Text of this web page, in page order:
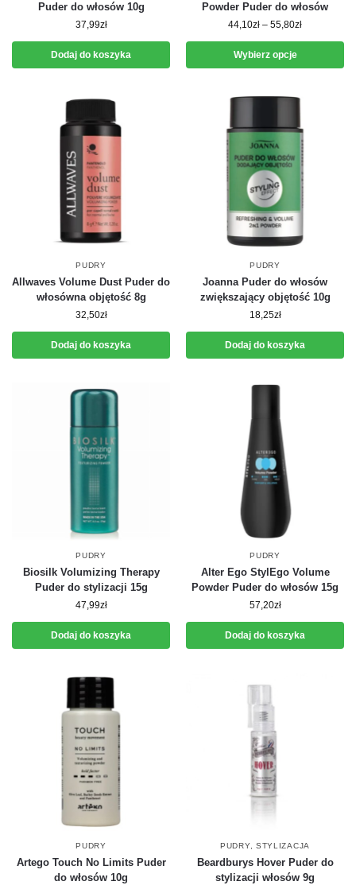
Puder do włosów 10g
37,99zł
Dodaj do koszyka
Powder Puder do włosów
44,10zł – 55,80zł
Wybierz opcje
PUDRY
Allwaves Volume Dust Puder do
włosówna objętość 8g
32,50zł
Dodaj do koszyka
PUDRY
Joanna Puder do włosów
zwiększający objętość 10g
18,25zł
Dodaj do koszyka
PUDRY
Biosilk Volumizing Therapy
Puder do stylizacji 15g
47,99zł
Dodaj do koszyka
PUDRY
Alter Ego StylEgo Volume
Powder Puder do włosów 15g
57,20zł
Dodaj do koszyka
PUDRY
Artego Touch No Limits Puder
do włosów 10g
PUDRY, STYLIZACJA
Beardburys Hover Puder do
stylizacji włosów 9g